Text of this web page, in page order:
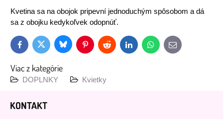
Kvetina sa na obojok pripevní jednoduchým spôsobom a dá
sa z obojku kedykoľvek odopnúť.
FacebookTwitter BlueskyPinterestReddit LinkedInWhatsApp
E-
mail
Viac z kategórie
DOPLNKY Kvietky
KONTAKT